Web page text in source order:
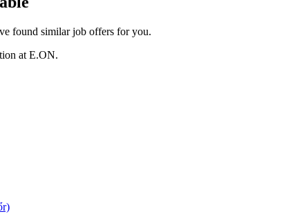
found similar job offers for you.
at E.ON.